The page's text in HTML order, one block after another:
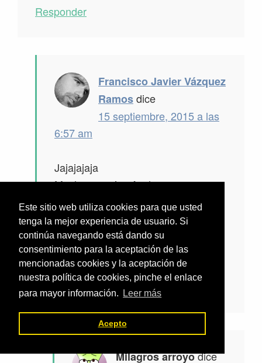
Este sitio web utiliza cookies para que usted
tenga la mejor experiencia de usuario. Si
continúa navegando está dando su
consentimiento para la aceptación de las
mencionadas cookies y la aceptación de
nuestra política de cookies, pinche el enlace
para mayor información.
Leer más
Acepto
Responder
Francisco Javier Vázquez
Ramosdice
15 septiembre, 2015 a las
6:57 am
Jajajajaja
Muchas gracias Ayelen,
Me alegra saber que te parece
interesante esta entrada.
Un saludo y que tengas un muy
buen día 🙂
Responder
Milagros arroyodice